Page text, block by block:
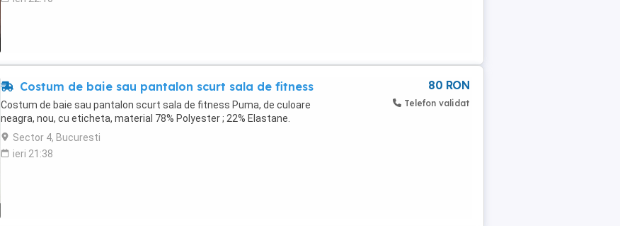
Costum de baie sau pantalon scurt sala de fitness
Costum de baie sau pantalon scurt sala de fitness Puma, de culoare
neagra, nou, cu eticheta, material 78% Polyester ; 22% Elastane.
Sector 4, Bucuresti
ieri 21:38
80 RON
Telefon validat